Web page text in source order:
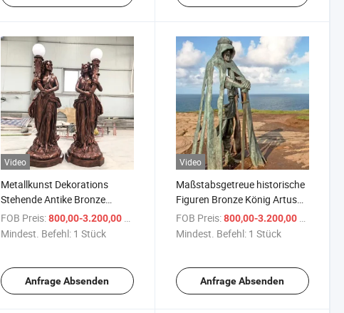
Video
Metallkunst Dekorations
Stehende Antike Bronze
Damenlampe Skulptur
FOB Preis: 800,00-3.200,00 $
Mindest. Befehl: 1 Stück
Anfrage Absenden
Video
Maßstabsgetreue historische
Figuren Bronze König Artus
abstrakte Statue Skulptur
FOB Preis: 800,00-3.200,00 $
Mindest. Befehl: 1 Stück
Anfrage Absenden